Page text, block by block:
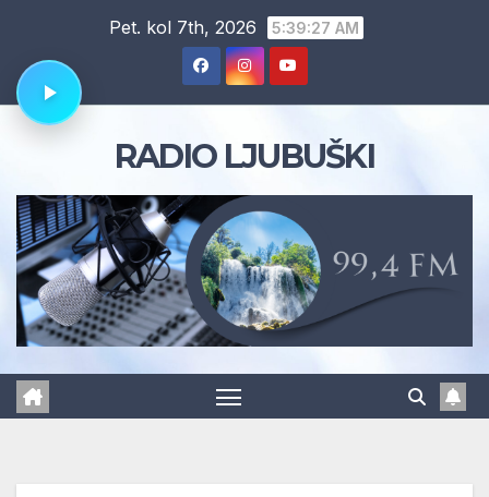
content
Pet. kol 7th, 2026 5:39:28 AM
RADIO LJUBUŠKI